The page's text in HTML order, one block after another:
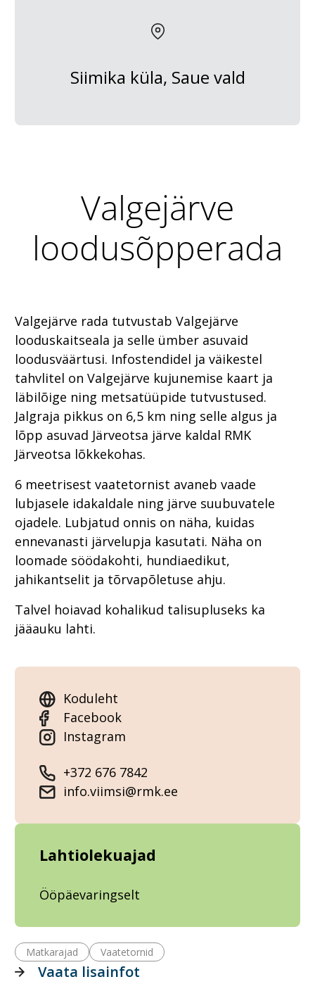
Siimika küla, Saue vald
Valgejärve
loodusõpperada
Valgejärve rada tutvustab Valgejärve
looduskaitseala ja selle ümber asuvaid
loodusväärtusi. Infostendidel ja väikestel
tahvlitel on Valgejärve kujunemise kaart ja
läbilõige ning metsatüüpide tutvustused.
Jalgraja pikkus on 6,5 km ning selle algus ja
lõpp asuvad Järveotsa järve kaldal RMK
Järveotsa lõkkekohas.
6 meetrisest vaatetornist avaneb vaade
lubjasele idakaldale ning järve suubuvatele
ojadele. Lubjatud onnis on näha, kuidas
ennevanasti järvelupja kasutati. Näha on
loomade söödakohti, hundiaedikut,
jahikantselit ja tõrvapõletuse ahju.
Talvel hoiavad kohalikud talisupluseks ka
jääauku lahti.
Koduleht
Facebook
Instagram
+372 676 7842
info.viimsi@rmk.ee
Lahtiolekuajad
Ööpäevaringselt
Matkarajad Vaatetornid
Vaata lisainfot